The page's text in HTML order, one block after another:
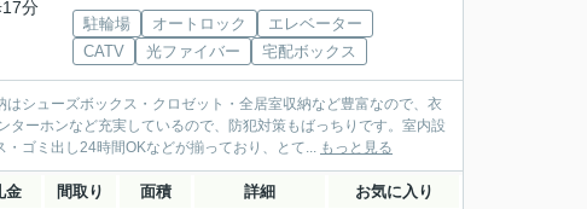
17分
駐輪場 オートロック
エレベーター
CATV
光ファイバー 宅配ボックス
シューズボックス・クロゼット・全居室収納など豊富なので、衣
ーホンなど充実しているので、防犯対策もばっちりです。室内設
ゴミ出し24時間OKなどが揃っており、とて... もっと見る
金 間取り 面積 詳細 お気に入り